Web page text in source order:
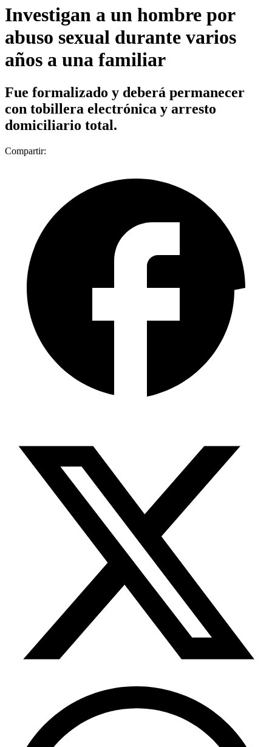
Investigan a un hombre por
abuso sexual durante varios
años a una familiar
Fue formalizado y deberá permanecer
con tobillera electrónica y arresto
domiciliario total.
Compartir: